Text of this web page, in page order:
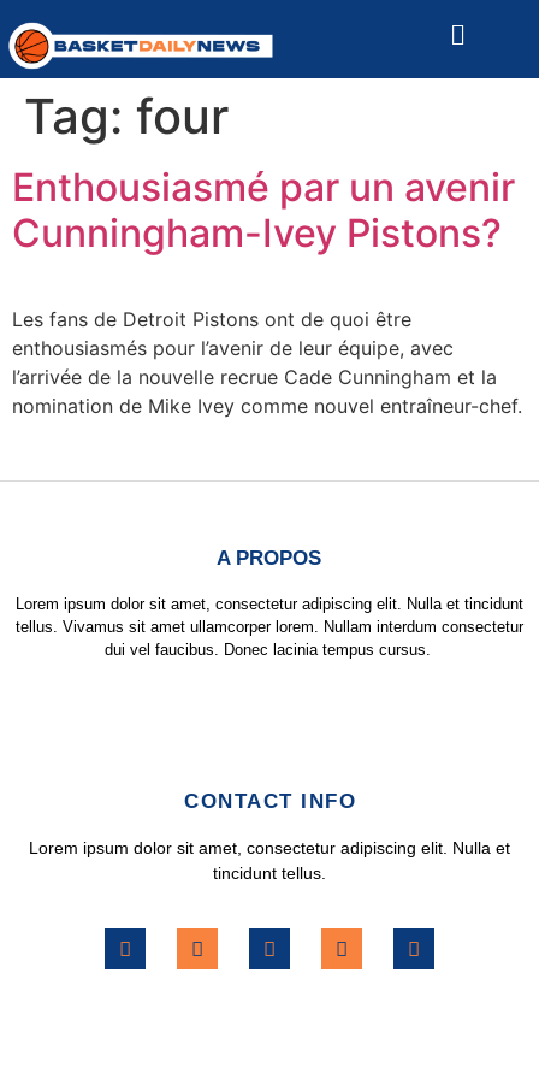
Tag: four
Enthousiasmé par un avenir
Cunningham-Ivey Pistons?
Les fans de Detroit Pistons ont de quoi être
enthousiasmés pour l’avenir de leur équipe, avec
l’arrivée de la nouvelle recrue Cade Cunningham et la
nomination de Mike Ivey comme nouvel entraîneur-chef.
A PROPOS
Lorem ipsum dolor sit amet, consectetur adipiscing elit. Nulla et tincidunt
tellus. Vivamus sit amet ullamcorper lorem. Nullam interdum consectetur
dui vel faucibus. Donec lacinia tempus cursus.
CONTACT INFO
Lorem ipsum dolor sit amet, consectetur adipiscing elit. Nulla et
tincidunt tellus.